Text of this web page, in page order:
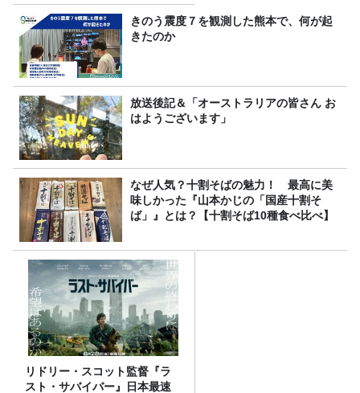
きのう震度７を観測した熊本で、何が起
きたのか
放送後記＆「オーストラリアの皆さん お
はようございます」
なぜ人気？十割そばの魅力！ 最高に美
味しかった『山本かじの「国産十割そ
ば」』とは？【十割そば10種食べ比べ】
リドリー・スコット監督『ラ
スト・サバイバー』日本最速